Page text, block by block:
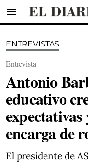
menu
ENTREVISTAS
Entrevista
Antonio
educativo
encarga de
El presidente de